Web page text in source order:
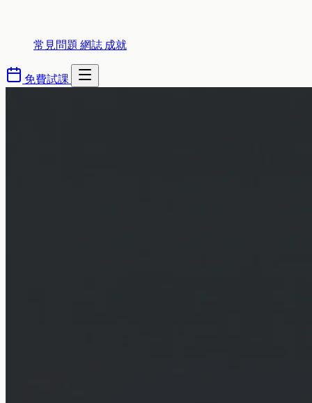
常見問題 網誌 成就
免費試課